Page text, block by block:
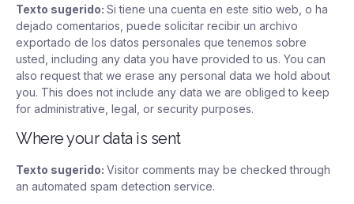
Texto sugerido: Si tiene una cuenta en este sitio web, o ha
dejado comentarios, puede solicitar recibir un archivo
exportado de los datos personales que tenemos sobre
usted, including any data you have provided to us. You can
also request that we erase any personal data we hold about
you. This does not include any data we are obliged to keep
for administrative legal or security purposes.
Where your data is sent
Texto sugerido: Visitor comments may be checked through
an automated spam detection service.